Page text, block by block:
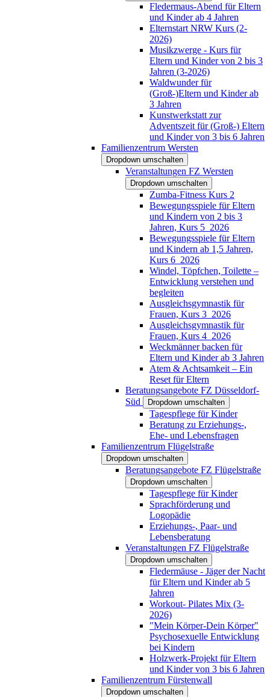
Fledermaus-Abend für Eltern
und Kinder ab 4 Jahren
Elternstart NRW Kurs (2-
2026)
Musikzwerge - Kurs für
Eltern und Kinder von 2 bis 3
Jahren (3-2026)
Waldwunder für
(Groß-)Eltern und Kinder ab
3 Jahren
Kunstwerkstatt zur
Adventszeit für (Groß-) Eltern
und Kinder von 3 bis 6 Jahren
Familienzentrum Wersten
Dropdown umschalten
Veranstaltungen FZ Wersten
Dropdown umschalten
Zumba-Fitness Kurs 2
Bewegungsspiele für Eltern
und Kindern von 2 bis 3
Jahren, Kurs 5_2026
Bewegungsspiele für Eltern
und Kindern ab 1,5 Jahren,
Kurs 6_2026
Windel, Töpfchen, Toilette –
Entwicklung verstehen und
begleiten
Ausgleichsgymnastik für
Frauen, Kurs 3_2026
Ausgleichsgymnastik für
Frauen, Kurs 4_2026
Weckmänner backen für
Eltern und Kinder ab 3 Jahren
Atem & Achtsamkeit – Ein
Reset für Eltern
Beratungsangebote FZ Düsseldorf-
Süd
Dropdown umschalten
Tagespflege für Kinder
Beratung zu Erziehungs-,
Ehe- und Lebensfragen
Familienzentrum Flügelstraße
Dropdown umschalten
Beratungsangebote FZ Flügelstraße
Dropdown umschalten
Tagespflege für Kinder
Sprachförderung und
Logopädie
Erziehungs-, Paar- und
Lebensberatung
Veranstaltungen FZ Flügelstraße
Dropdown umschalten
Fledermäuse - Jäger der Nacht
für Eltern und Kinder ab 5
Jahren
Workout- Pilates Mix (3-
2026)
"Mein Körper-Dein Körper"
Psychosexuelle Entwicklung
bei Kindern
Holzwerk-Projekt für Eltern
und Kinder von 3 bis 6 Jahren
Familienzentrum Fürstenwall
Dropdown umschalten